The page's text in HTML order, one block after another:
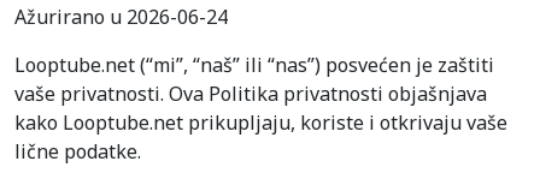
Ažurirano u 2026-06-24
Looptube.net (“mi”, “naš” ili “nas”) posvećen je zaštiti
vaše privatnosti. Ova Politika privatnosti objašnjava
kako Looptube.net prikupljaju, koriste i otkrivaju vaše
lične podatke.